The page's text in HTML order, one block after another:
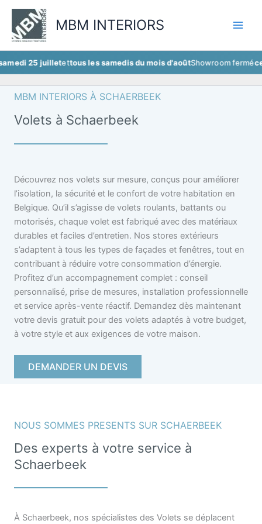
Aller
contenu
MBM INTERIORS
juilletettous les samedis du mois d'aoûtShowroom ferméce samedi
MBM INTERIORS À SCHAERBEEK
Volets à Schaerbeek
Découvrez nos volets sur mesure, conçus pour améliorer
l’isolation, la sécurité et le confort de votre habitation en
Belgique. Qu’il s’agisse de volets roulants, battants ou
motorisés, chaque volet est fabriqué avec des matériaux
durables et faciles d’entretien. Nos stores extérieurs
s’adaptent à tous les types de façades et fenêtres, tout en
contribuant à réduire votre consommation d’énergie.
Profitez d’un accompagnement complet : conseil
personnalisé, prise de mesures, installation professionnelle
et service après-vente réactif. Demandez dès maintenant
votre devis gratuit pour des volets adaptés à votre budget,
à votre style et aux exigences de votre maison.
DEMANDER UN DEVIS
NOUS SOMMES PRESENTS SUR SCHAERBEEK
Des experts à votre service à
Schaerbeek
À Schaerbeek, nos spécialistes des Volets se déplacent